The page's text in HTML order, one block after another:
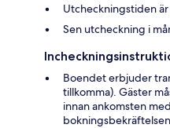
Utcheckningstiden är
Sen utcheckning i
Boendet erbjuder
tillkomma). Gäster
innan ankomsten